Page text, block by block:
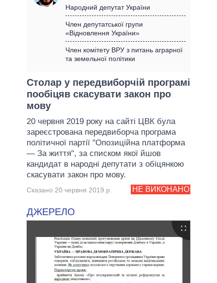
ОГЛЯДИ
ДАЙДЖЕСТИ
ПРЕЗИДЕНТ І ОФІС
КАБІНЕТ МІНІСТРІВ
ГОЛОВИ ОБЛАДМІНІСТРАЦІЙ
МЕРИ МІСТ
ВІДЕО
ПІДТРИМАТИ
ПОРІВНЯННЯ ПОЛІТИКІВ
Народний депутат України
Член депутатської групи
«Відновлення України»
Член комітету ВРУ з питань аграрної
та земельної політики
Столар у передвиборчій програмі
пообіцяв скасувати закон про
мову
20 червня 2019 року на сайті ЦВК була
зареєстрована передвиборча програма
політичної партії "Опозиційна платформа
— За життя", за списком якої йшов
кандидат в народні депутати з обіцянкою
скасувати закон про мову.
НЕ ВИКОНАНО
Сказано 20 червня 2019 р.
ДЖЕРЕЛО